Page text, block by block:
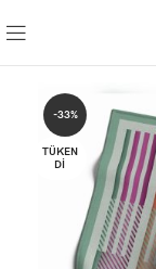
-33%
TÜKEN
DI